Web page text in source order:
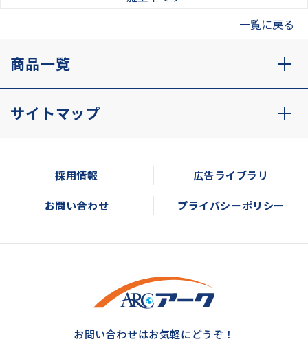
一覧に戻る
商品一覧
サイトマップ
採用情報 広告ライブラリ
お問い合わせ プライバシーポリシー
お問い合わせはお気軽にどうぞ！